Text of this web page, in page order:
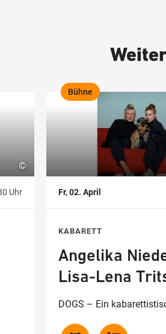
©
Uhr
Bühne
Fr, 02. April
KABARETT
Angelika
Lisa-Lena
DOGS – Ein